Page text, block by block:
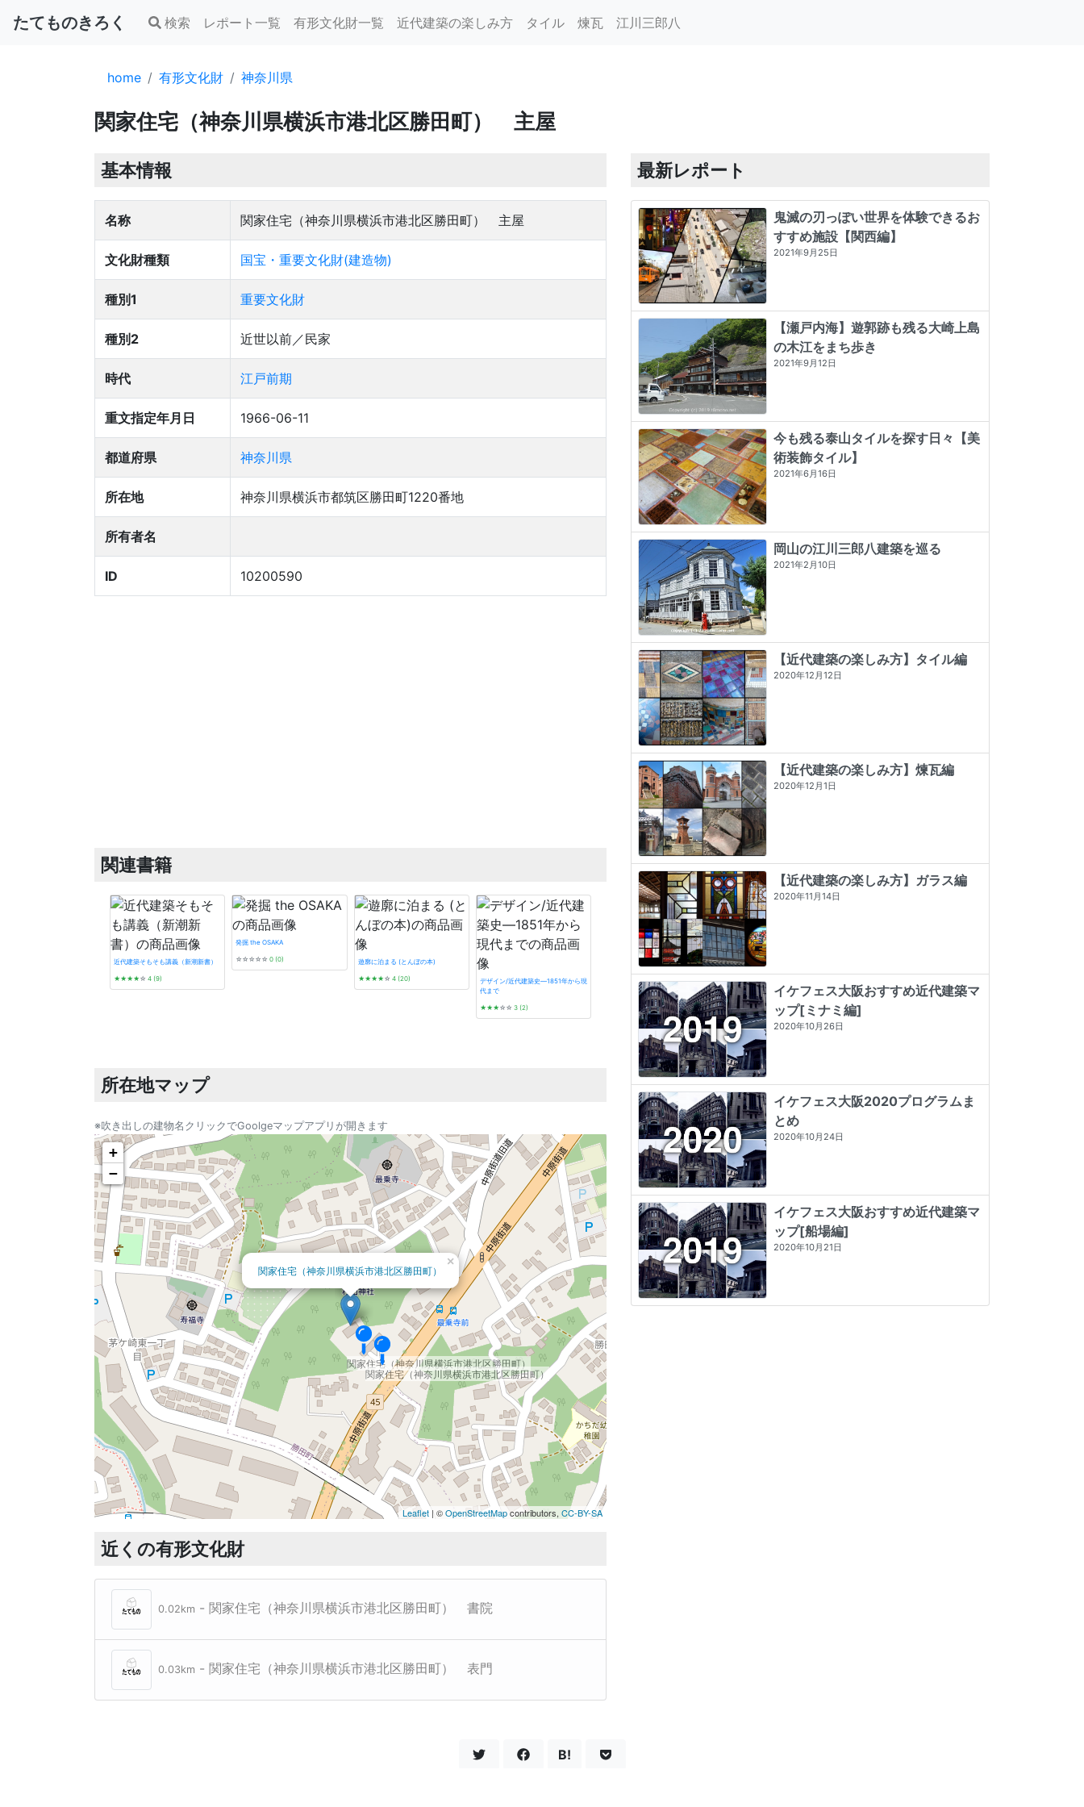
たてものきろく 検索 レポート一覧 有形文化財一覧 近代建築の楽しみ方 タイル 煉瓦 江川三郎八
home 有形文化財 神奈川県
関家住宅（神奈川県横浜市港北区勝田町） 主屋
基本情報
名称 関家住宅（神奈川県横浜市港北区勝田町） 主屋
文化財種類 国宝・重要文化財(建造物)
種別1 重要文化財
種別2 近世以前／民家
時代 江戸前期
重文指定年月日 1966-06-11
都道府県 神奈川県
所在地 神奈川県横浜市都筑区勝田町1220番地
所有者名
ID 10200590
関連書籍
近代建築そもそも講義（新潮新書）
★★★★☆ 4 (9)
発掘 the OSAKA
☆☆☆☆☆ 0 (0) 遊廓に泊まる (とんぼの本)
★★★★☆ 4 (20)
デザイン/近代建築史―1851年から現
代まで
★★★☆☆ 3 (2)
タイル建築探訪
0 (0)
東京店構え マテウシュ・ウルバノヴ
ィチ作品集
★★★★★5 (84)
看板建築図鑑
所在地マップ
※吹き出しの建物名クリックでGoolgeマップアプリが開きます
関家住宅（神奈川県横浜市港北区勝田町）
関家住宅（神奈川県横浜市港北区勝田町）
関家住宅（神奈川県横浜市港北区勝田町）
×
+
−
Leaflet | ©OpenStreetMapcontributors, CC-BY-SA
近くの有形文化財
0.02km - 関家住宅（神奈川県横浜市港北区勝田町） 書院
0.03km - 関家住宅（神奈川県横浜市港北区勝田町） 表門
最新レポート
鬼滅の刃っぽい世界を体験できるお
すすめ施設【関西編】
2021年9月25日
【瀬戸内海】遊郭跡も残る大崎上島
の木江をまち歩き
2021年9月12日
今も残る泰山タイルを探す日々【美
術装飾タイル】
2021年6月16日
岡山の江川三郎八建築を巡る
2021年2月10日
【近代建築の楽しみ方】タイル編
2020年12月12日
【近代建築の楽しみ方】煉瓦編
2020年12月1日
【近代建築の楽しみ方】ガラス編
2020年11月14日
イケフェス大阪おすすめ近代建築マ
ップ[ミナミ編]
2020年10月26日
イケフェス大阪2020プログラムま
とめ
2020年10月24日
イケフェス大阪おすすめ近代建築マ
ップ[船場編]
2020年10月21日
B!